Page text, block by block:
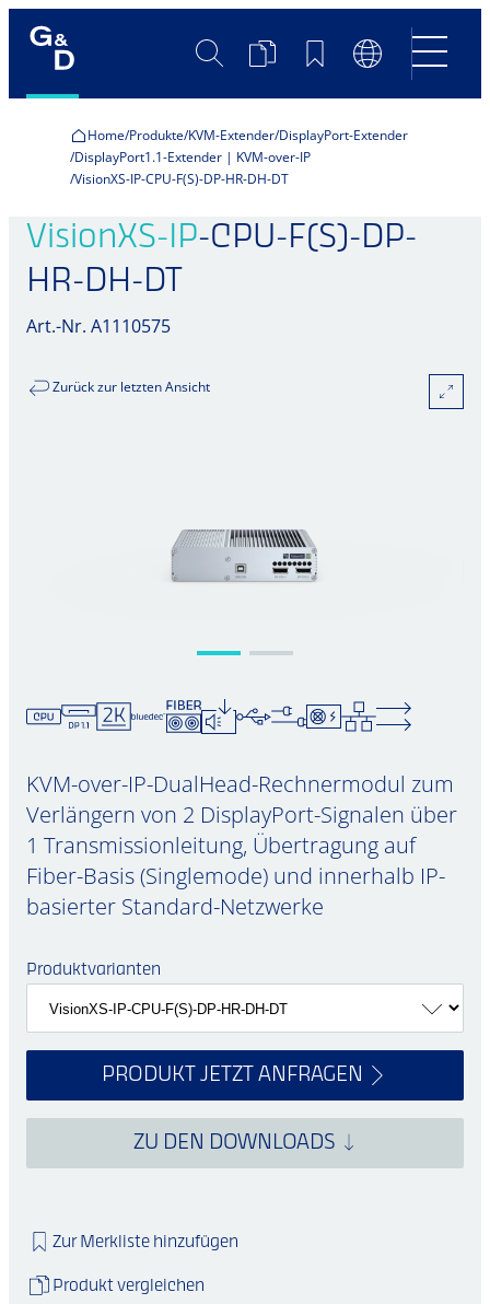
SucheProduktvergleich
Merkliste
Home Produkte KVM-Extender DisplayPort-Extender
DisplayPort1.1-Extender | KVM-over-IP
VisionXS-IP-CPU-F(S)-DP-HR-DH-DT
VisionXS-IP-CPU-F(S)-DP-
HR-DH-DT
Art.-Nr. A1110575
Zurück zur letzten Ansicht
KVM-over-IP-DualHead-Rechnermodul zum
Verlängern von 2 DisplayPort-Signalen über
1 Transmissionleitung, Übertragung auf
Fiber-Basis (Singlemode) und innerhalb IP-
basierter Standard-Netzwerke
Produktvarianten
PRODUKT JETZT ANFRAGEN
ZU DEN DOWNLOADS
Zur Merkliste hinzufügen
Produkt vergleichen